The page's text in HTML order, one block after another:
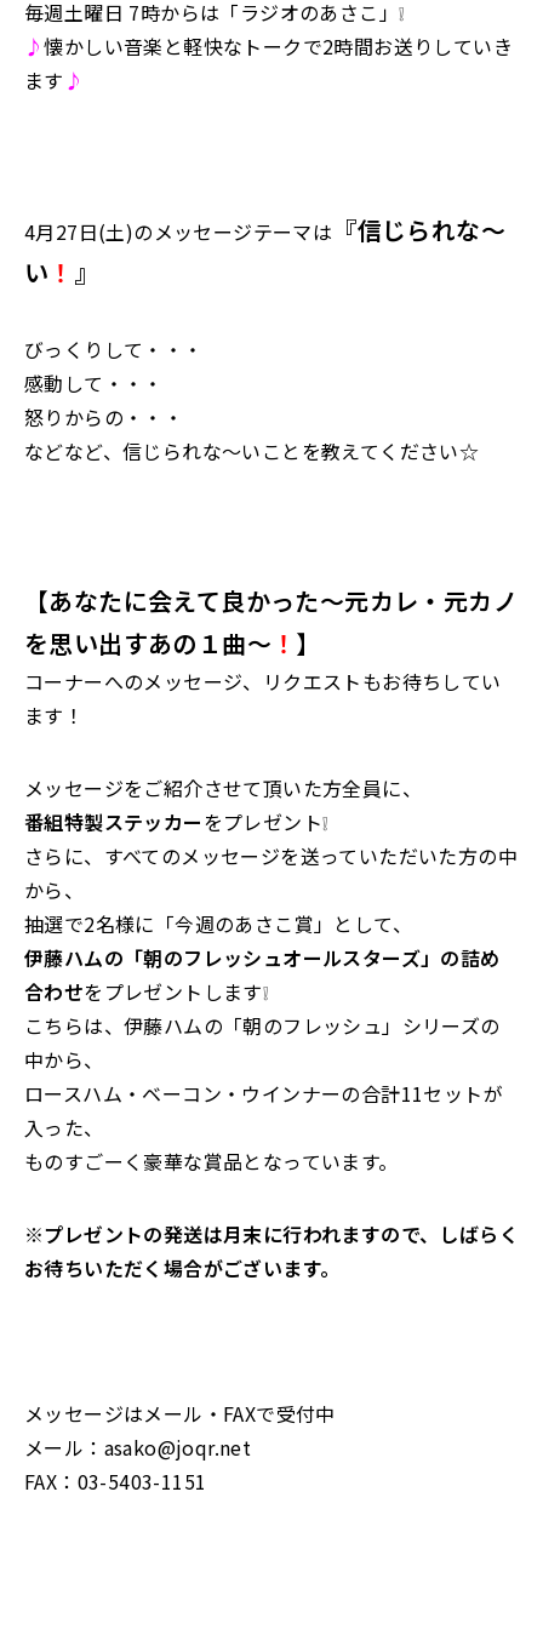
毎週土曜日 7時からは「ラジオのあさこ」❕
♪懐かしい音楽と軽快なトークで2時間お送りしていき
ます ♪
4月27日(土)のメッセージテーマは 『信じられな～
い ！ 』
びっくりして・・・
感動して・・・
怒りからの・・・
などなど、信じられな～いことを教えてください☆
【あなたに会えて良かった～元カレ・元カノ
を思い出すあの１曲～ ！ 】
コーナーへのメッセージ、リクエストもお待ちしてい
ます！
メッセージをご紹介させて頂いた方全員に、
番組特製ステッカーをプレゼント❕
さらに、すべてのメッセージを送っていただいた方の中
から、
抽選で2名様に「今週のあさこ賞」として、
伊藤ハムの「朝のフレッシュオールスターズ」の詰め
合わせをプレゼントします❕
こちらは、伊藤ハムの「朝のフレッシュ」シリーズの
中から、
ロースハム・ベーコン・ウインナーの合計11セットが
入った、
ものすごーく豪華な賞品となっています。
※プレゼントの発送は月末に行われますので、しばらく
お待ちいただく場合がございます。
メッセージはメール・FAXで受付中
メール：asako@joqr.net
FAX：03-5403-1151